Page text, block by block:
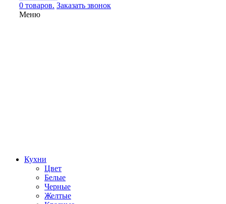
0 товаров. Заказать звонок
Меню
Кухни
Цвет
Белые
Черные
Желтые